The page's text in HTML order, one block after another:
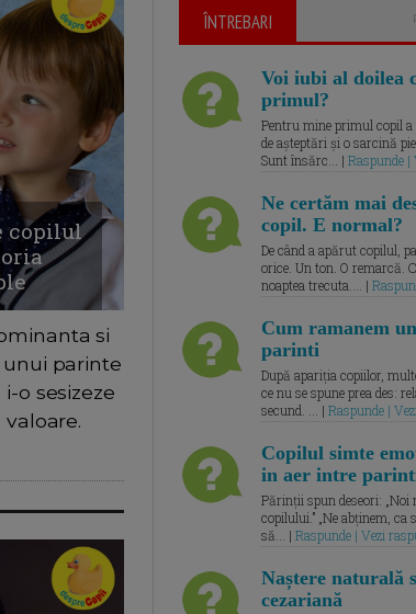
copilul
si
parinte
o sesizeze
ÎNTREBARI
Voi iubi al doilea
primul?
Pentru mine primul copil
de așteptări și o sarcină
Sunt însărc... | Raspunde
Ne certăm mai
copil. E normal?
De când a apărut copilul,
orice. Un ton. O remarcă.
noaptea trecuta.... |
Cum ramanem
parinti
După apariția copiilor,
ce nu se spune prea des:
secund. ... | Raspunde |
Copilul simte
in aer intre
Părinții spun deseori:
copilului.” „Ne abținem, ca
să... | Raspunde | Vezi
Naștere naturală
cezariană